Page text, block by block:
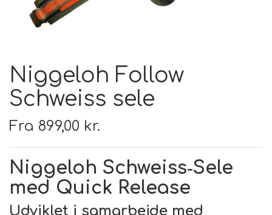
TILSKUD
Niggeloh Follow
Schweiss sele
Fra 899,00 kr.
Niggeloh Schweiss‑Sele
med Quick Release
Udviklet i samarbejde med